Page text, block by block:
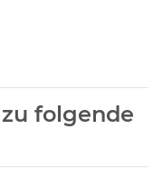
folgende